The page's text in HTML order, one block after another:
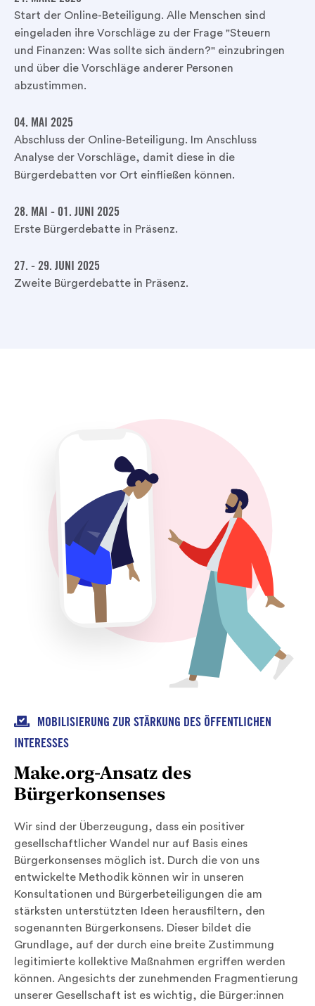
Start der Online-Beteiligung. Alle Menschen sind
eingeladen ihre Vorschläge zu der Frage "Steuern
und Finanzen: Was sollte sich ändern?" einzubringen
und über die Vorschläge anderer Personen
abzustimmen.
04. MAI 2025
Abschluss der Online-Beteiligung. Im Anschluss
Analyse der Vorschläge, damit diese in die
Bürgerdebatten vor Ort einfließen können.
28. MAI - 01. JUNI 2025
Erste Bürgerdebatte in Präsenz.
27. - 29. JUNI 2025
Zweite Bürgerdebatte in Präsenz.

MOBILISIERUNG ZUR STÄRKUNG DES ÖFFENTLICHEN
INTERESSES
Make.org-Ansatz des
Bürgerkonsenses
Wir sind der Überzeugung, dass ein positiver
gesellschaftlicher Wandel nur auf Basis eines
Bürgerkonsenses möglich ist. Durch die von uns
entwickelte Methodik können wir in unseren
Konsultationen und Bürgerbeteiligungen die am
stärksten unterstützten Ideen herausfiltern, den
sogenannten Bürgerkonsens. Dieser bildet die
Grundlage, auf der durch eine breite Zustimmung
legitimierte kollektive Maßnahmen ergriffen werden
können. Angesichts der zunehmenden Fragmentierung
unserer Gesellschaft ist es wichtig, die Bürger:innen